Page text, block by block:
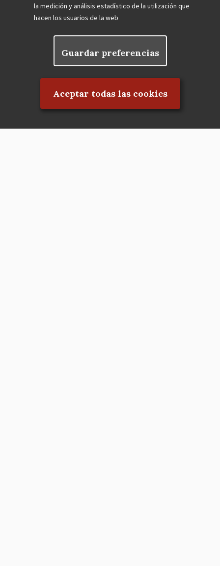
la medición y análisis estadístico de la utilización que
hacen los usuarios de la web
Guardar preferencias
Aceptar todas las cookies